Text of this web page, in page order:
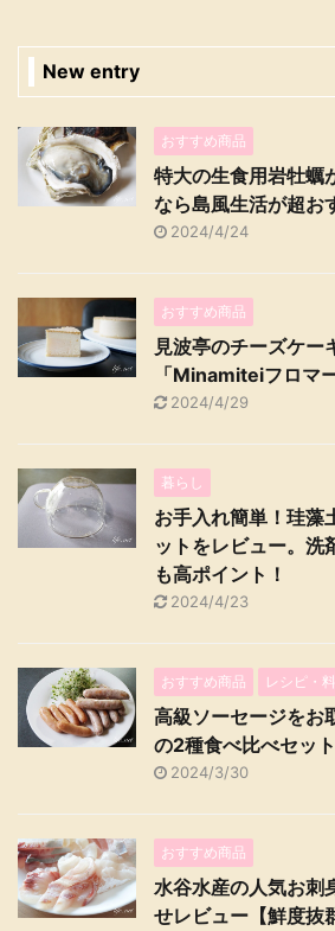
New entry
おすすめ商品
特大の生食用岩牡蠣
なら島風生活が超お
2024/4/24
おすすめ商品
見波亭のチーズケー
「Minamiteiフロマ
2024/4/29
暮らし
お手入れ簡単！珪藻
ットをレビュー。洗
も高ポイント！
2024/4/23
おすすめ商品 レシピ・
高級ソーセージをお
の2種食べ比べセット
2024/3/30
おすすめ商品
水谷水産の人気お刺
せレビュー【鮮度抜